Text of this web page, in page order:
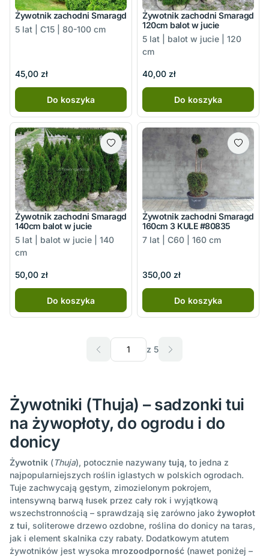
Żywotnik zachodni Smaragd
5 lat | C15 | 80-100 cm
45,00 zł
Do koszyka
Żywotnik zachodni Smaragd
120cm balot w jucie
5 lat | balot w jucie | 120
cm
40,00 zł
Do koszyka
Żywotnik zachodni Smaragd
140cm balot w jucie
5 lat | balot w jucie | 140
cm
50,00 zł
Do koszyka
Żywotnik zachodni Smaragd
160cm 3 KULE #80835
7 lat | C60 | 160 cm
350,00 zł
Do koszyka
z 5
Żywotniki (Thuja) – sadzonki tui
na żywopłoty, do ogrodu i do
donicy
Żywotnik (Thuja), potocznie nazywany tują, to jedna z
najpopularniejszych roślin iglastych w polskich ogrodach.
Tuje zachwycają gęstym, zimozielonym pokrojem,
intensywną barwą łusek przez cały rok i wyjątkową
wszechstronnością – sprawdzają się zarówno jako żywopłot
z tui, soliterowe drzewo ozdobne, roślina do donicy na taras,
jak i element skalnika czy rabaty. Dodatkowym atutem
żywotników jest wysoka mrozoodporność (nawet poniżej –